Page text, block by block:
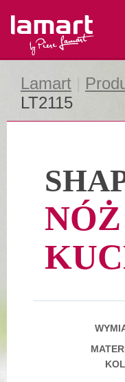
Lamart
Lamart
LT2115
NÓŻ